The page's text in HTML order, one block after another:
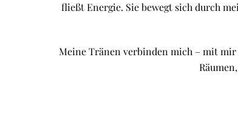
fließt Energie. Sie bewegt sich durch
Meine Tränen verbinden mich – mit